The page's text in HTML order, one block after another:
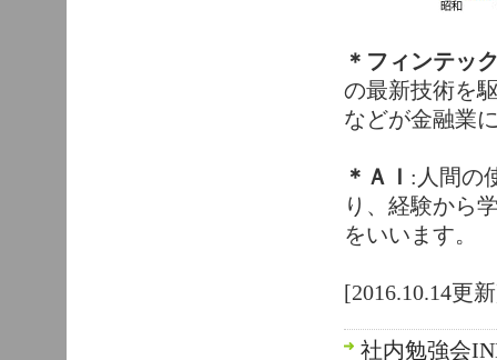
＊フィンテッ
の最新技術を
などが金融業
＊ＡＩ :人間の
り、経験から
をいいます。
[2016.10.14更
社内勉強会